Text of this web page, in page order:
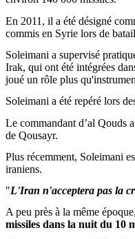
En 2011, il a été désigné
commis en Syrie lors de
Soleimani a supervisé
Irak, qui ont été intégrées
joué un rôle plus
Soleimani a été repéré lors
Le commandant d’al Qouds
de Qousayr.
Plus récemment, Soleimani
iraniens.
"L'Iran n'acceptera pas la
A peu près à la même époque,
missiles dans la nuit du 10